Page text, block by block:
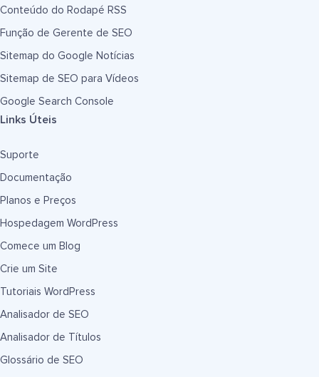
Conteúdo do Rodapé RSS
Função de Gerente de SEO
Sitemap do Google Notícias
Sitemap de SEO para Vídeos
Google Search Console
Links Úteis
Suporte
Documentação
Planos e Preços
Hospedagem WordPress
Comece um Blog
Crie um Site
Tutoriais WordPress
Analisador de SEO
Analisador de Títulos
Glossário de SEO